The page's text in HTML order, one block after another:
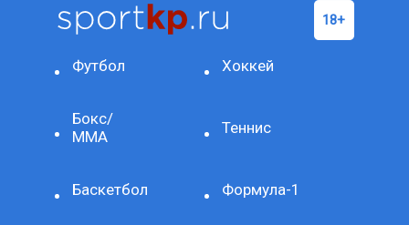
Футбол Хоккей
Бокс/
ММА
Теннис
Баскетбол Формула-1